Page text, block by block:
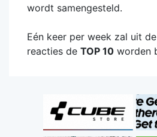
wordt samengesteld.
Eén keer per week zal uit
reacties de TOP 10 worden